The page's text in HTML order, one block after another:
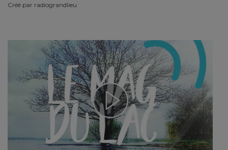
Créé par radiograndlieu